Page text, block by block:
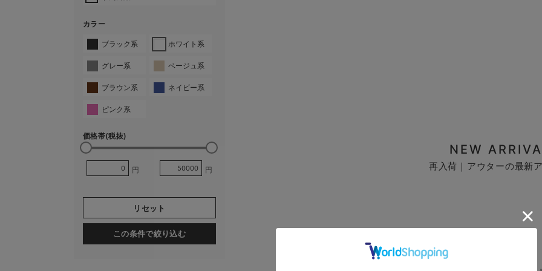
カラー
ブラック系 ホワイト系
グレー系 ベージュ系
ブラウン系 ネイビー系
ピンク系
価格帯(税抜)
円 円
リセット
この条件で絞り込む
NEW
再入荷｜アウターの最新